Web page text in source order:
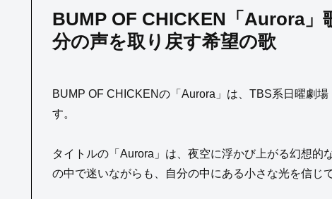
BUMP OF CHICKEN「Aurora」
分の声を取り戻す希望の歌
BUMP OF CHICKENの「Aurora」は、TBS系日曜劇
す。
タイトルの「Aurora」は、夜空に浮かび上がる幻想
の中で迷いながらも、自分の中にある小さな光を信じ